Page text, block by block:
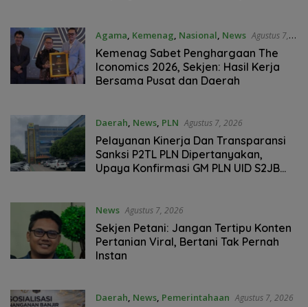
Agama, Kemenag, Nasional, News Agustus 7,
2026
Kemenag Sabet Penghargaan The
Iconomics 2026, Sekjen: Hasil Kerja
Bersama Pusat dan Daerah
Daerah, News, PLN Agustus 7, 2026
Pelayanan Kinerja Dan Transparansi
Sanksi P2TL PLN Dipertanyakan,
Upaya Konfirmasi GM PLN UID S2JB
News Agustus 7, 2026
Sekjen Petani: Jangan Tertipu Konten
Pertanian Viral, Bertani Tak Pernah
Instan
Daerah, News, Pemerintahaan Agustus 7, 2026